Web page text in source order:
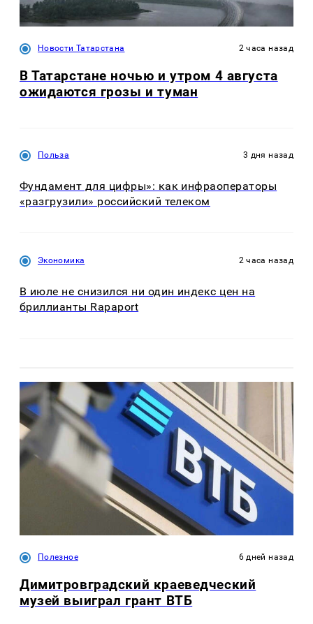
Новости Татарстана 2 часа назад
В Татарстане ночью и утром 4 августа
ожидаются грозы и туман
Польза 3 дня назад
Фундамент для цифры»: как инфраоператоры
«разгрузили» российский телеком
Экономика 2 часа назад
В июле не снизился ни один индекс цен на
бриллианты Rapaport
Полезное 6 дней назад
Димитровградский краеведческий
музей выиграл грант ВТБ